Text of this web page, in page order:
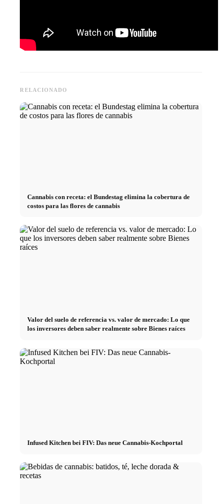
RELACIONADO
Cannabis con receta: el Bundestag elimina la cobertura de
costos para las flores de cannabis
Valor del suelo de referencia vs. valor de mercado: Lo que
los inversores deben saber realmente sobre Bienes raíces
Infused Kitchen bei FIV: Das neue Cannabis-Kochportal